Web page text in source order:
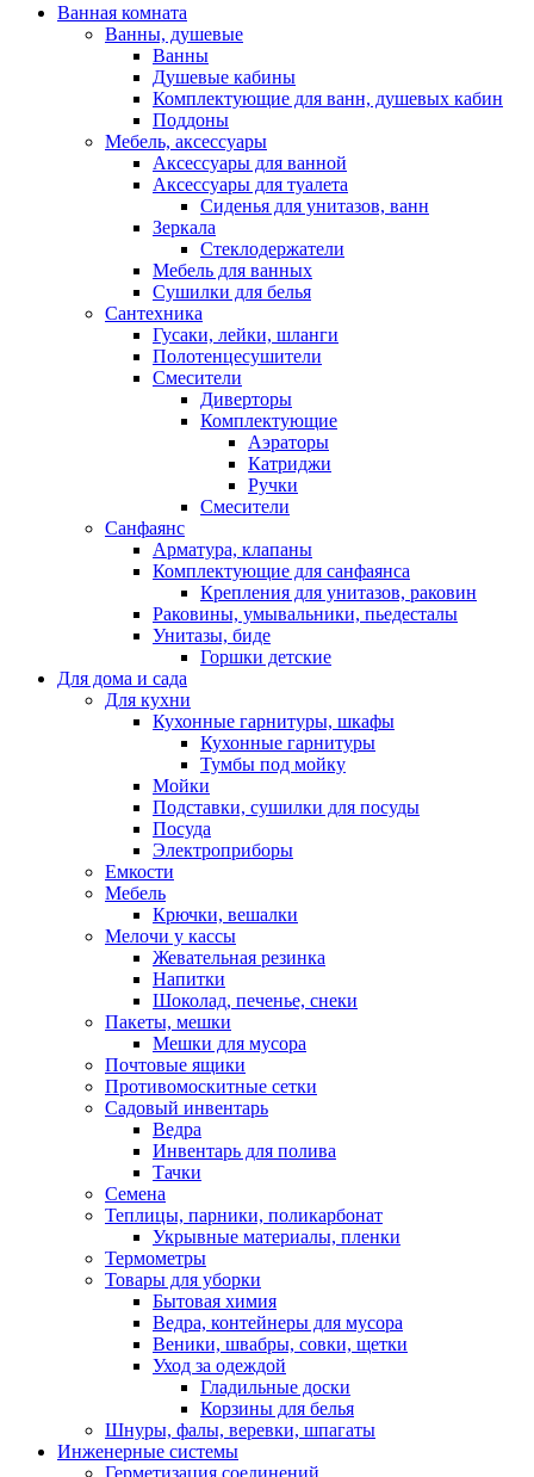
Ванная комната
Ванны, душевые
Ванны
Душевые кабины
Комплектующие для ванн, душевых кабин
Поддоны
Мебель, аксессуары
Аксессуары для ванной
Аксессуары для туалета
Сиденья для унитазов, ванн
Зеркала
Стеклодержатели
Мебель для ванных
Сушилки для белья
Сантехника
Гусаки, лейки, шланги
Полотенцесушители
Смесители
Диверторы
Комплектующие
Аэраторы
Катриджи
Ручки
Смесители
Санфаянс
Арматура, клапаны
Комплектующие для санфаянса
Крепления для унитазов, раковин
Раковины, умывальники, пьедесталы
Унитазы, биде
Горшки детские
Для дома и сада
Для кухни
Кухонные гарнитуры, шкафы
Кухонные гарнитуры
Тумбы под мойку
Мойки
Подставки, сушилки для посуды
Посуда
Электроприборы
Емкости
Мебель
Крючки, вешалки
Мелочи у кассы
Жевательная резинка
Напитки
Шоколад, печенье, снеки
Пакеты, мешки
Мешки для мусора
Почтовые ящики
Противомоскитные сетки
Садовый инвентарь
Ведра
Инвентарь для полива
Тачки
Семена
Теплицы, парники, поликарбонат
Укрывные материалы, пленки
Термометры
Товары для уборки
Бытовая химия
Ведра, контейнеры для мусора
Веники, швабры, совки, щетки
Уход за одеждой
Гладильные доски
Корзины для белья
Шнуры, фалы, веревки, шпагаты
Инженерные системы
Герметизация соединений